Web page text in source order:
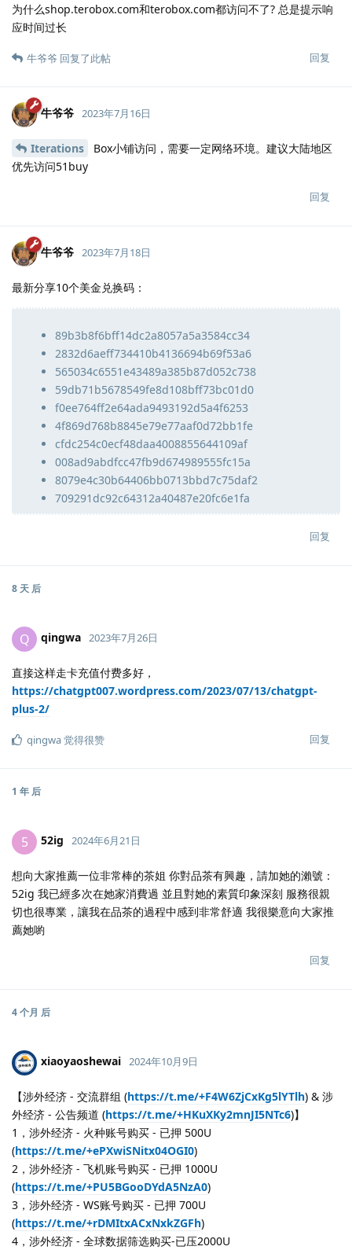
为什么shop.terobox.com和terobox.com都访问不了? 总是提示响
应时间过长
回复
牛爷爷 回复了此帖
牛爷爷 2023年7月16日
Iterations
Box小铺访问，需要一定网络环境。建议大陆地区
优先访问51buy
回复
牛爷爷 2023年7月18日
最新分享10个美金兑换码：
89b3b8f6bff14dc2a8057a5a3584cc34
2832d6aeff734410b4136694b69f53a6
565034c6551e43489a385b87d052c738
59db71b5678549fe8d108bff73bc01d0
f0ee764ff2e64ada9493192d5a4f6253
4f869d768b8845e79e77aaf0d72bb1fe
cfdc254c0ecf48daa4008855644109af
008ad9abdfcc47fb9d674989555fc15a
8079e4c30b64406bb0713bbd7c75daf2
709291dc92c64312a40487e20fc6e1fa
回复
8 天 后
Q qingwa 2023年7月26日
直接这样走卡充值付费多好，
https://chatgpt007.wordpress.com/2023/07/13/chatgpt-
plus-2/
回复
qingwa觉得很赞
1 年 后
5 52ig 2024年6月21日
想向大家推薦一位非常棒的茶姐 你對品茶有興趣，請加她的瀨號：
52ig 我已經多次在她家消費過 並且對她的素質印象深刻 服務很親
切也很專業，讓我在品茶的過程中感到非常舒適 我很樂意向大家推
薦她喲
回复
4 个月 后
xiaoyaoshewai 2024年10月9日
【涉外经济 - 交流群组 (https://t.me/+F4W6ZjCxKg5lYTlh) & 涉
外经济 - 公告频道 (https://t.me/+HKuXKy2mnJI5NTc6)】
1，涉外经济 - 火种账号购买 - 已押 500U
(https://t.me/+ePXwiSNitx04OGI0)
2，涉外经济 - 飞机账号购买 - 已押 1000U
(https://t.me/+PU5BGooDYdA5NzA0)
3，涉外经济 - WS账号购买 - 已押 700U
(https://t.me/+rDMItxACxNxkZGFh)
4，涉外经济 - 全球数据筛选购买-已压2000U